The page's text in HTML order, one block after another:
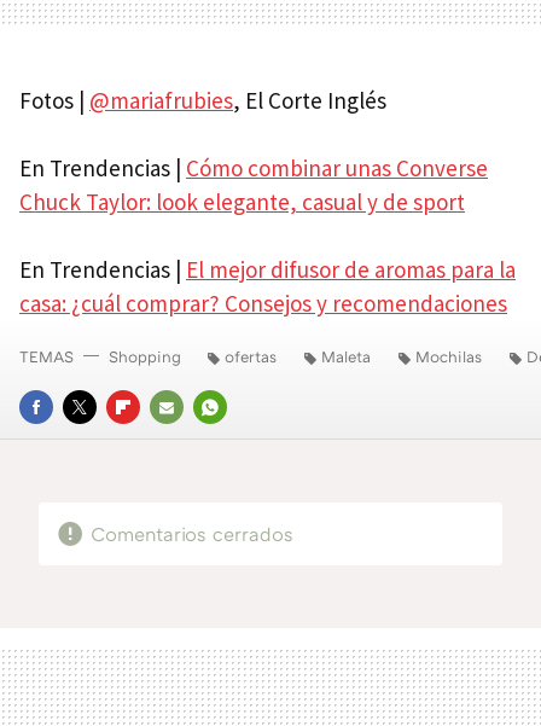
Fotos | @mariafrubies, El Corte Inglés
En Trendencias | Cómo combinar unas Converse
Chuck Taylor: look elegante, casual y de sport
En Trendencias | El mejor difusor de aromas para la
casa: ¿cuál comprar? Consejos y recomendaciones
FACEBOOK
TWITTERFLIPBOARD
E-
WHATSAPP
TEMAS Shopping ofertas Maleta Mochilas
Comentarios cerrados